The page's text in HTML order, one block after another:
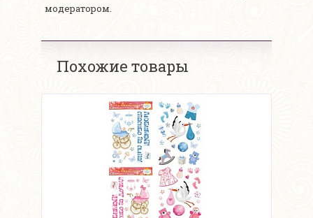
модератором.
Похожие товары